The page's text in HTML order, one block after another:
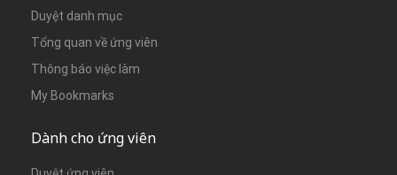
Duyệt danh mục
Tổng quan về ứng viên
Thông báo việc làm
My Bookmarks
Dành cho ứng viên